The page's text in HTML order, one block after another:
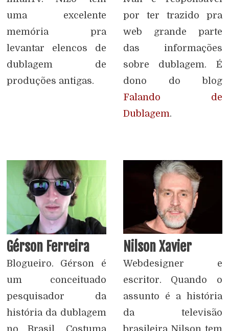
uma excelente
memória pra
levantar elencos de
dublagem de
produções antigas.
por ter trazido pra
web grande parte
das informações
sobre dublagem. É
dono do blog
Falando de
Dublagem.
Gérson Ferreira
Blogueiro. Gérson é
um conceituado
pesquisador da
história da dublagem
no Brasil. Costuma
Nilson Xavier
Webdesigner e
escritor. Quando o
assunto é a história
da televisão
brasileira Nilson tem